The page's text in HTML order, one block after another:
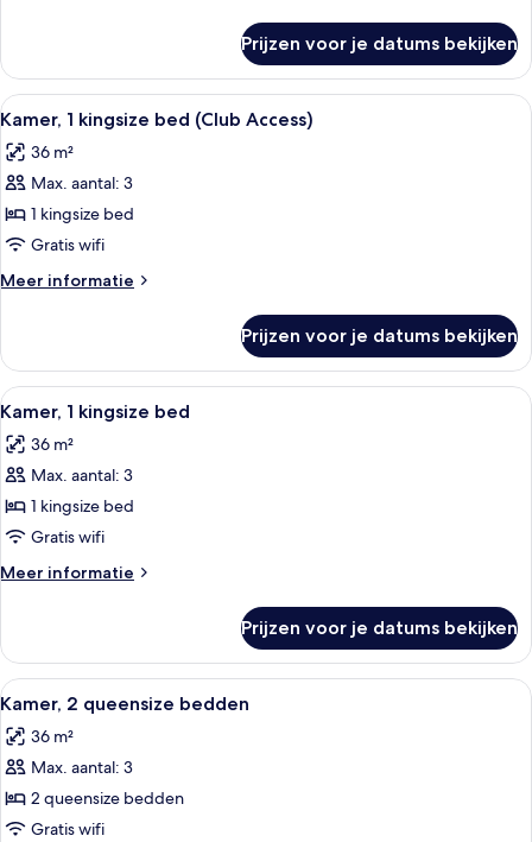
laden
Room
With
Rhine
Prijzen voor je datums bekijken
Alle
foto's
voor
Kamer,
1
kingsize
bed
(Club
laden
Hotelkamer met een bed, twee
4
Kamer, 1 kingsize bed (Club Access)
36 m²
Max. aantal: 3
1 kingsize bed
Gratis wifi
Meer informatie
Meer
1
kingsize
bed
Access)
Prijzen voor je datums bekijken
Alle
foto's
voor
Kamer,
1
kingsize
bed
laden
Hotelkamer met een bed, twee
4
Kamer, 1 kingsize bed
36 m²
Max. aantal: 3
1 kingsize bed
Gratis wifi
Meer informatie
Meer
1
kingsize
bed
Prijzen voor je datums bekijken
Alle
foto's
voor
Kamer,
2
queensize
Hotelkamer met twee bedden, een
4
Kamer, 2 queensize bedden
36 m²
Max. aantal: 3
2 queensize bedden
Gratis wifi